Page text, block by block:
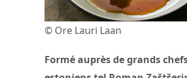
© Ore Lauri Laan
Formé auprès de grands